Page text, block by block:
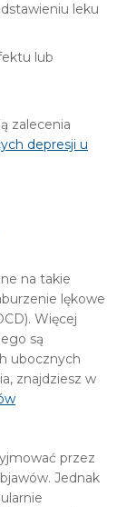
leku
lub
zalecenia
depresji u
na takie
lękowe
Więcej
są
ubocznych
znajdziesz w
przez
Jednak